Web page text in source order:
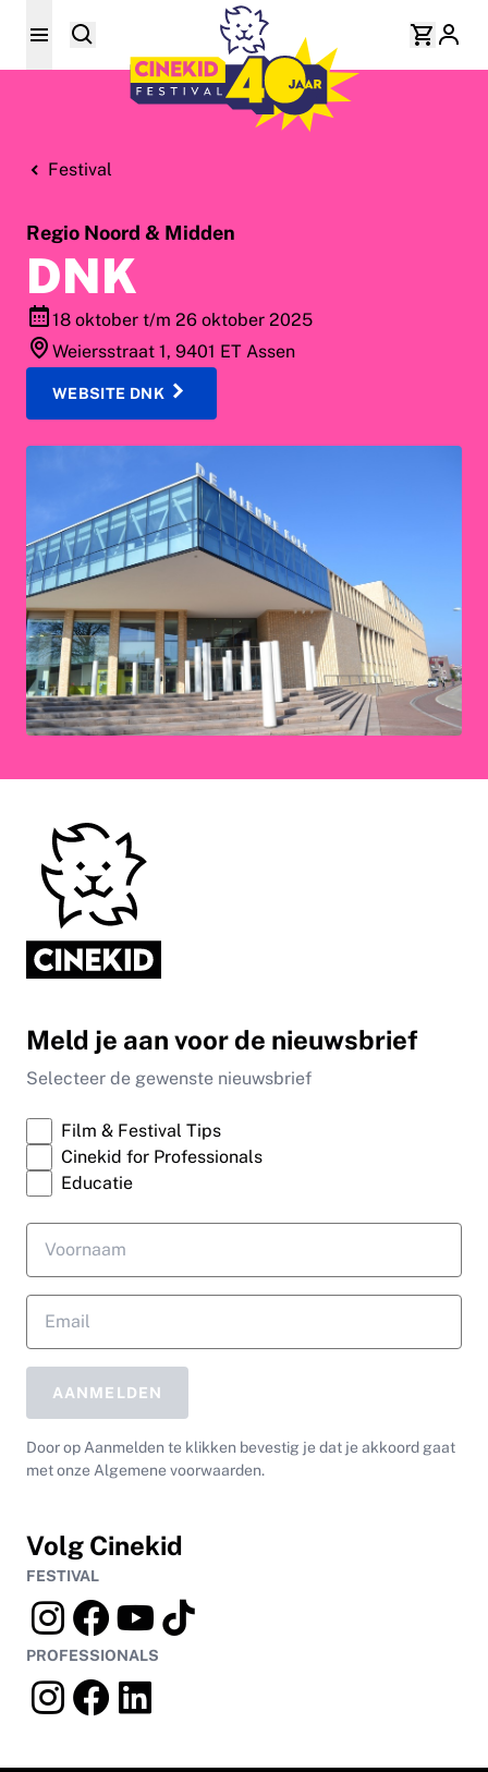
Festival
Regio Noord & Midden
DNK
18 oktober t/m 26 oktober 2025
Weiersstraat 1, 9401 ET Assen
WEBSITE DNK
Meld je aan voor de nieuwsbrief
Selecteer de gewenste nieuwsbrief
Film & Festival Tips
Cinekid for Professionals
Educatie
AANMELDEN
Door op Aanmelden te klikken bevestig je dat je akkoord gaat
met onze Algemene voorwaarden.
Volg Cinekid
FESTIVAL
PROFESSIONALS